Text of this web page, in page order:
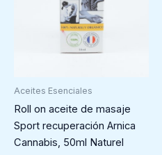
Aceites Esenciales
Roll on aceite de masaje
Sport recuperación Arnica
Cannabis, 50ml Naturel